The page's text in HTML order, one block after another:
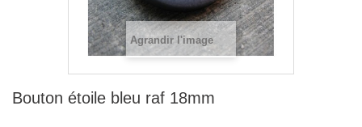
Agrandir l'image
Bouton étoile bleu raf 18mm